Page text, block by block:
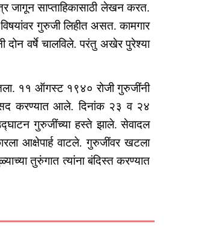
जागून साप्ताहिकासाठी लेखन करत.
गुरुजी लिहीत असत. कामगार
दोन वर्षे चालविले. परंतु अखेर पुरेश्या
११ ऑगस्ट १९४० रोजी गुरुजींनी
करण्यात आले. दिनांक २३ व २४
गुरुजींच्या हस्ते झाले. सेवादल
आक्षेपार्ह वाटले. गुरुजींवर खटला
तुरुंगात त्यांना बंदिस्त करण्यात